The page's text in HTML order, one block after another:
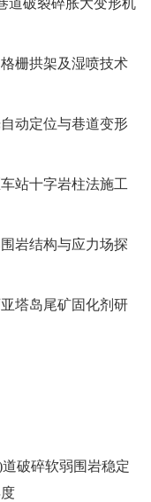
道破裂碎胀大变形机
栅拱架及湿喷技术
动定位与巷道变形
站十字岩柱法施工
岩结构与应力场探
塔岛尾矿固化剂研
破碎软弱围岩稳定